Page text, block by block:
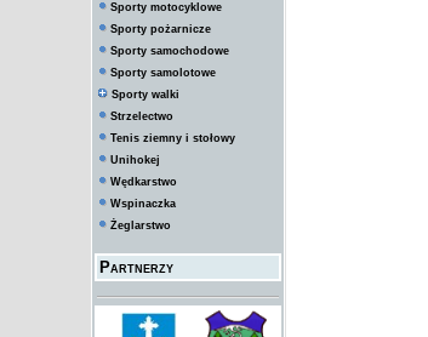
Sporty motocyklowe
Sporty pożarnicze
Sporty samochodowe
Sporty samolotowe
Sporty walki
Strzelectwo
Tenis ziemny i stołowy
Unihokej
Wędkarstwo
Wspinaczka
Żeglarstwo
Partnerzy